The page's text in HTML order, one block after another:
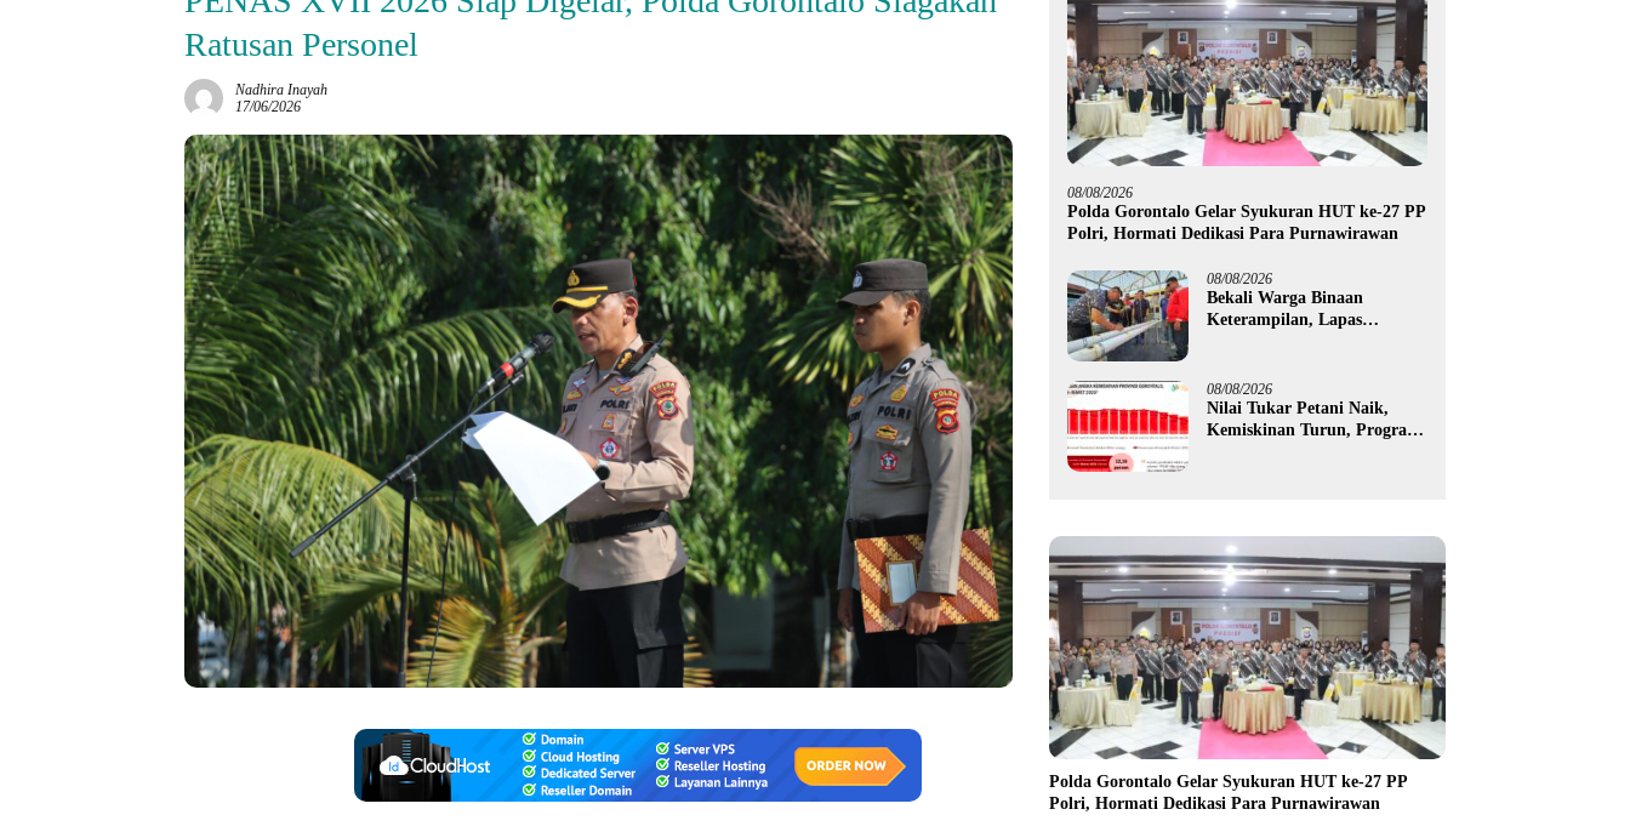
Ratusan Personel
Nadhira Inayah
17/06/2026
08/08/2026
Polda Gorontalo Gelar Syukuran HUT ke-27 PP
Polri, Hormati Dedikasi Para Purnawirawan
08/08/2026
Bekali Warga Binaan
Keterampilan, Lapas
08/08/2026
Nilai Tukar Petani Naik,
Kemiskinan Turun, Program
Polda Gorontalo Gelar Syukuran HUT ke-27 PP
Polri, Hormati Dedikasi Para Purnawirawan